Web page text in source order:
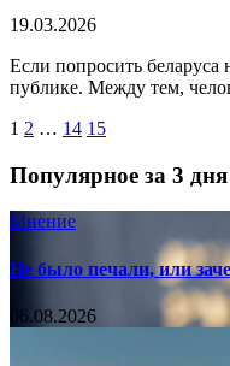
19.03.2026
Если попросить
публике. Между тем,
1 2 … 14 15
Популярное за 3 дня
Мнение
Не было печали, или
06.08.2026